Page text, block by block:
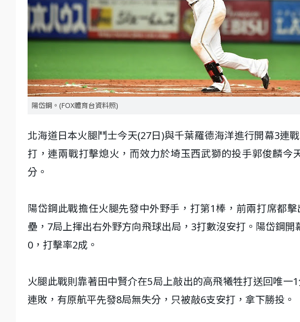
陽岱鋼。(FOX體育台資料照)
北海道日本火腿鬥士今天(27日)與千葉羅德海洋進行開幕3連
打，連兩戰打擊熄火，而效力於埼玉西武獅的投手郭俊麟今
分。
陽岱鋼此戰擔任火腿先發中外野手，打第1棒，前兩打席都
壘，7局上揮出右外野方向飛球出局，3打數沒安打。陽岱鋼
0，打擊率2成。
火腿此戰則靠著田中賢介在5局上敲出的高飛犧牲打送回唯一
連敗，有原航平先發8局無失分，只被敲6支安打，拿下勝投。